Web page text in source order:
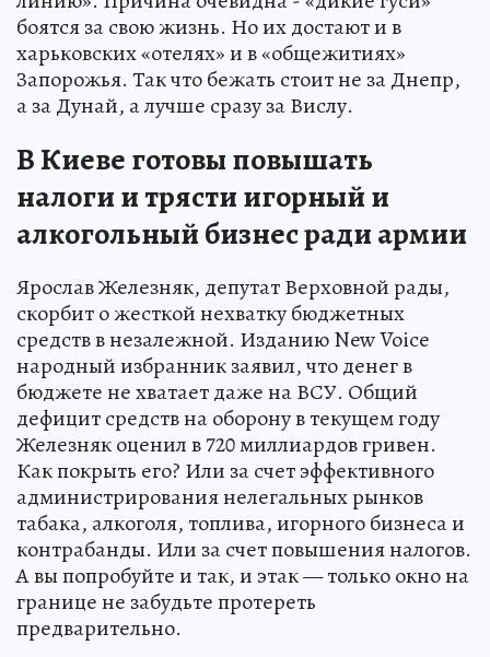
боятся за свою жизнь. Но их достают и в
харьковских «отелях» и в «общежитиях»
Запорожья. Так что бежать стоит не за Днепр,
а за Дунай, а лучше сразу за Вислу.
В Киеве готовы повышать
налоги и трясти игорный и
алкогольный бизнес ради армии
Ярослав Железняк, депутат Верховной рады,
скорбит о жесткой нехватку бюджетных
средств в незалежной. Изданию New Voice
народный избранник заявил, что денег в
бюджете не хватает даже на ВСУ. Общий
дефицит средств на оборону в текущем году
Железняк оценил в 720 миллиардов гривен.
Как покрыть его? Или за счет эффективного
администрирования нелегальных рынков
табака, алкоголя, топлива, игорного бизнеса и
контрабанды. Или за счет повышения налогов.
А вы попробуйте и так, и этак — только окно на
границе не забудьте протереть
предварительно.